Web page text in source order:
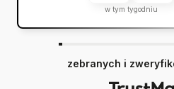
w tym tygodniu
zebranych i